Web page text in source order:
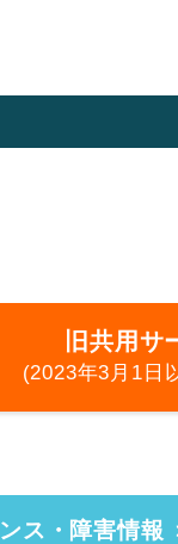
旧共用サ
(2023年3月1日
ス・障害情報